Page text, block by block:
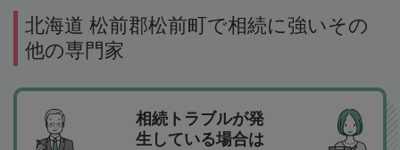
北海道 松前郡松前町で相続に強いその
他の専門家
相続トラブルが発
生している場合は